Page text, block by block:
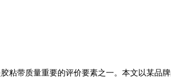
粘带质量重要的评价要素之一。本文以某品